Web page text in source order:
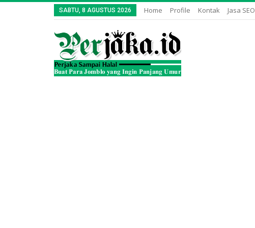
SABTU, 8 AGUSTUS 2026 Home Profile Kontak Jasa SEO